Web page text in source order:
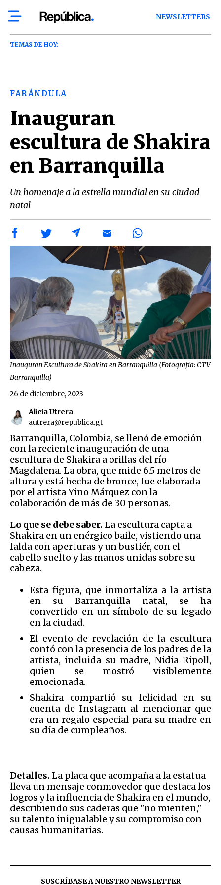
NEWSLETTERS
TEMAS DE HOY:
FARÁNDULA
Inauguran
escultura de Shakira
en Barranquilla
Un homenaje a la estrella mundial en su ciudad
natal
Inauguran Escultura de Shakira en Barranquilla (Fotografía: CTV
Barranquilla)
Alicia Utrera
autrera@republica.gt
26 de diciembre, 2023
Barranquilla, Colombia, se llenó de emoción
con la reciente inauguración de una
escultura de Shakira a orillas del río
Magdalena. La obra, que mide 6.5 metros de
altura y está hecha de bronce, fue elaborada
por el artista Yino Márquez con la
colaboración de más de 30 personas.
Lo que se debe saber. La escultura capta a
Shakira en un enérgico baile, vistiendo una
falda con aperturas y un bustiér, con el
cabello suelto y las manos unidas sobre su
cabeza.
Esta figura, que inmortaliza a la artista
en su Barranquilla natal, se ha
convertido en un símbolo de su legado
en la ciudad.
El evento de revelación de la escultura
contó con la presencia de los padres de la
artista, incluida su madre, Nidia Ripoll,
quien se mostró visiblemente
emocionada.
Shakira compartió su felicidad en su
cuenta de Instagram al mencionar que
era un regalo especial para su madre en
su día de cumpleaños.
Detalles. La placa que acompaña a la estatua
lleva un mensaje conmovedor que destaca los
logros y la influencia de Shakira en el mundo,
describiendo sus caderas que "no mienten,"
su talento inigualable y su compromiso con
causas humanitarias.
SUSCRÍBASE A NUESTRO NEWSLETTER